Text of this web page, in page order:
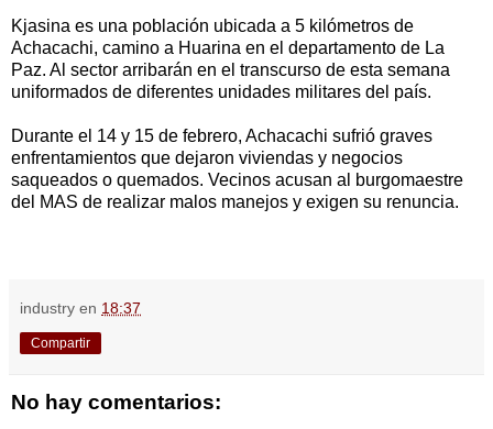
Kjasina es una población ubicada a 5 kilómetros de
Achacachi, camino a Huarina en el departamento de La
Paz. Al sector arribarán en el transcurso de esta semana
uniformados de diferentes unidades militares del país.
Durante el 14 y 15 de febrero, Achacachi sufrió graves
enfrentamientos que dejaron viviendas y negocios
saqueados o quemados. Vecinos acusan al burgomaestre
del MAS de realizar malos manejos y exigen su renuncia.
industry en 18:37
Compartir
No hay comentarios: